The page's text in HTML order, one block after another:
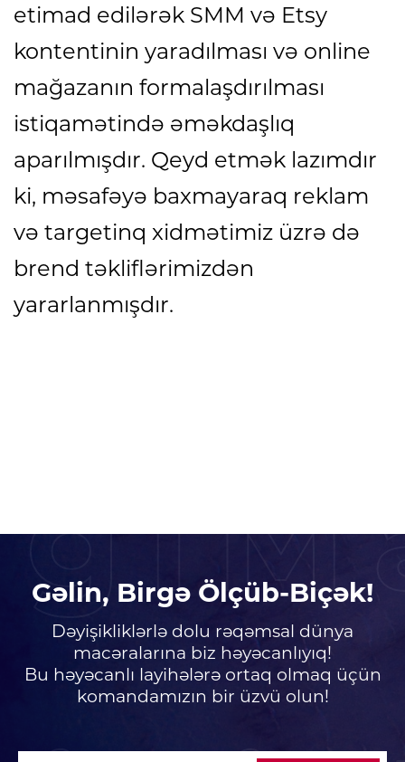
etimad edilərək SMM və Etsy
kontentinin yaradılması və online
mağazanın formalaşdırılması
istiqamətində əməkdaşlıq
aparılmışdır. Qeyd etmək lazımdır
ki, məsafəyə baxmayaraq reklam
və targetinq xidmətimiz üzrə də
brend təkliflərimizdən
yararlanmışdır.
Gəlin, Birgə Ölçüb-Biçək!
Dəyişikliklərlə dolu rəqəmsal dünya
macəralarına biz həyəcanlıyıq!
Bu həyəcanlı layihələrə ortaq olmaq üçün
komandamızın bir üzvü olun!